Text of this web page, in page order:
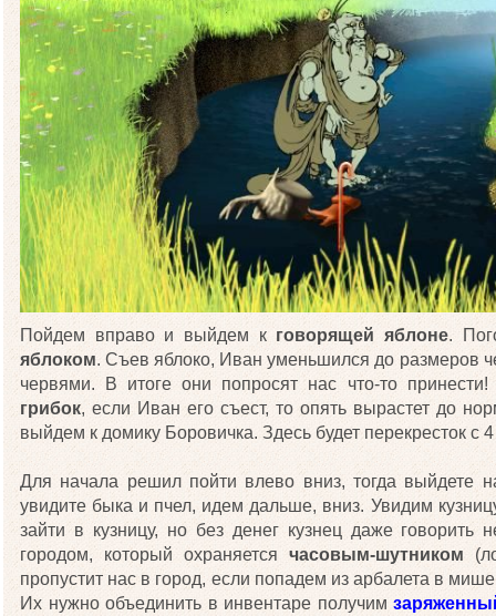
Пойдем вправо и выйдем к говорящей яблоне.
яблоком. Съев яблоко, Иван уменьшился до размеров
червями. В итоге они попросят нас что-то
грибок, если Иван его съест, то опять вырастет до
выйдем к домику Боровичка. Здесь будет перекресток с
Для начала решил пойти влево вниз, тогда выйдете
увидите быка и пчел, идем дальше, вниз. Увидим
зайти в кузницу, но без денег кузнец даже
городом, который охраняетсячасовым-шутником
пропустит нас в город, если попадем из арбалета в
Их нужно объединить в инвентаре получим